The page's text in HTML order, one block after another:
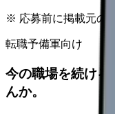
※ 応募前に掲載元の
転職予備軍向け
今の職場を続ける
んか。